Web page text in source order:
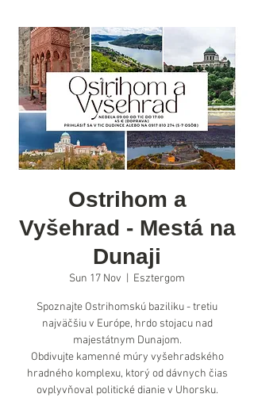
Ostrihom a
Vyšehrad - Mestá na
Dunaji
Sun 17 Nov Esztergom
Spoznajte Ostrihomskú baziliku - tretiu
najväčšiu v Európe, hrdo stojacu nad
majestátnym Dunajom.
Obdivujte kamenné múry vyšehradského
hradného komplexu, ktorý od dávnych čias
ovplyvňoval politické dianie v Uhorsku.